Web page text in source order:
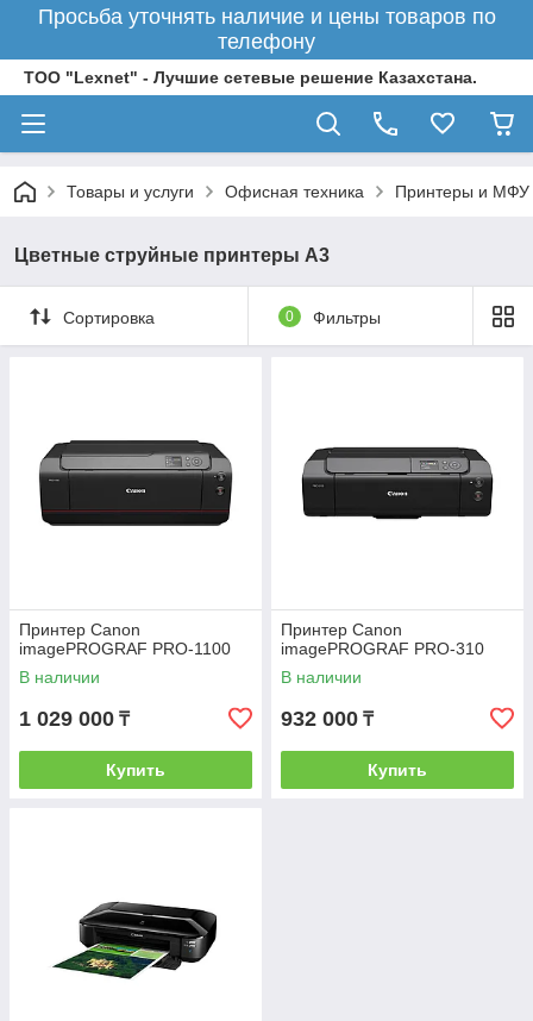
Просьба уточнять наличие и цены товаров по
телефону
ТОО "Lexnet" - Лучшие сетевые решение Казахстана.
Товары и услуги Офисная техника Принтеры и МФУ
Цветные струйные принтеры А3
Сортировка 0 Фильтры
Принтер Canon
imagePROGRAF PRO-1100
В наличии
1 029 000 ₸
Купить
Принтер Canon
imagePROGRAF PRO-310
В наличии
932 000 ₸
Купить